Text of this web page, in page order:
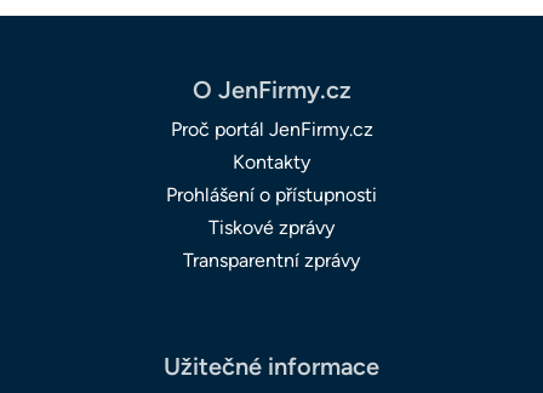
O JenFirmy.cz
Proč portál JenFirmy.cz
Kontakty
Prohlášení o přístupnosti
Tiskové zprávy
Transparentní zprávy
Užitečné informace